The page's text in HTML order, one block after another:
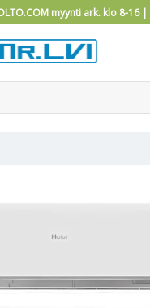
myynti ark. klo 8-16 |